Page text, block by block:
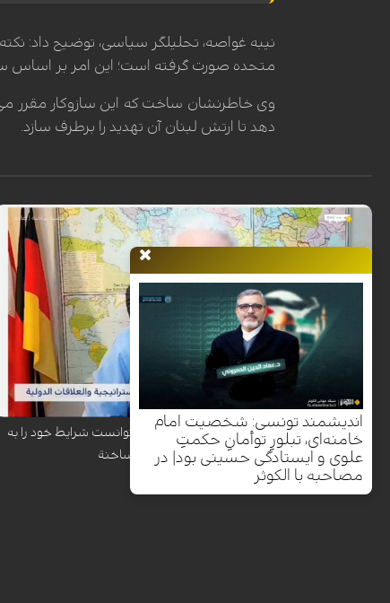
نیبه غواصه، تحلیلگر سیاسی، توضیح داد:
متحده صورت گرفته است؛ این امر بر اساس
دهد تا ارتش لبنان آن تهدید را برطرف سازد.
رضوان قاسم، بنیانگذار مرکز بروجن برای مطالعات راهبردی، در گفت‌وگو با
شبکه الکوثر تأکید کرد که تقویت نظامی گسترده آمریکا در منطقه با هدف فشار
روانی و سیاسی بر ایران انجام شده، اما واشنگتن به دلیل هشدار کارشناسان
درباره تبدیل هرگونه درگیری به جنگی فرسایشی و طولانی‌مدت، تمایل واقعی
رضوان قاسم: ترامپ با وجود کارزار نظامی، نتوانست شرایط خود را به
تهران تحمیل کند| قضیة ساخنة
اندیشمند تونسی: شخصیت امام
خامنه‌ای، تبلورِ توأمانِ حکمتِ
علوی و ایستادگی حسینی بود| در
مصاحبه با الکوثر